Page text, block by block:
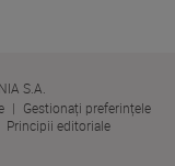
S.A.
Gestionați preferințele
Principii editoriale